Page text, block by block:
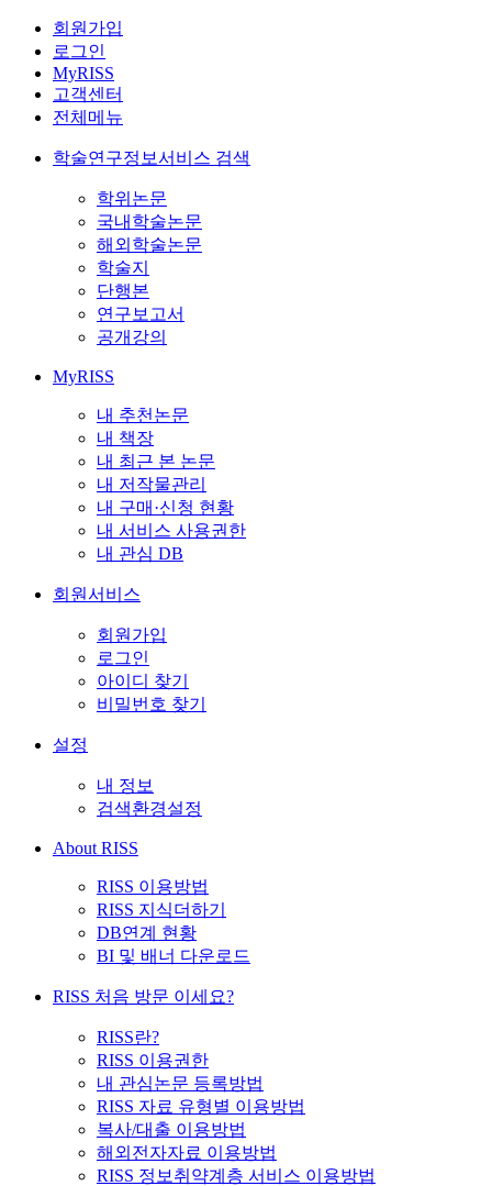
회원가입
로그인
MyRISS
고객센터
전체메뉴
학술연구정보서비스 검색
학위논문
국내학술논문
해외학술논문
학술지
단행본
연구보고서
공개강의
MyRISS
내 추천논문
내 책장
내 최근 본 논문
내 저작물관리
내 구매·신청 현황
내 서비스 사용권한
내 관심 DB
회원서비스
회원가입
로그인
아이디 찾기
비밀번호 찾기
설정
내 정보
검색환경설정
About RISS
RISS 이용방법
RISS 지식더하기
DB연계 현황
BI 및 배너 다운로드
RISS 처음 방문 이세요?
RISS란?
RISS 이용권한
내 관심논문 등록방법
RISS 자료 유형별 이용방법
복사/대출 이용방법
해외전자자료 이용방법
RISS 정보취약계층 서비스 이용방법